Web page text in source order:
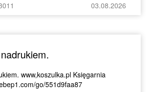
03.08.2026
www,koszulka.pl Księgarnia
go/551d9faa87